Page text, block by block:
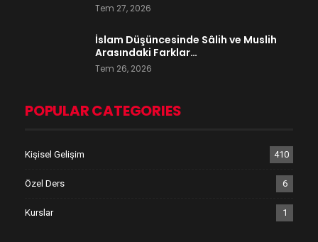
Tem 27, 2026
İslam Düşüncesinde Sâlih ve Muslih
Arasındaki Farklar…
Tem 26, 2026
POPULAR CATEGORIES
Kişisel Gelişim 410
Özel Ders 6
Kurslar 1